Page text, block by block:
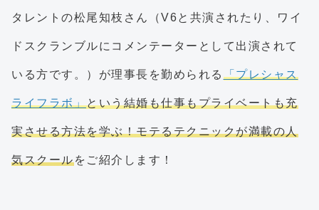
タレントの松尾知枝さん（V6と共演されたり、ワイ
ドスクランブルにコメンテーターとして出演されて
いる方です。）が理事長を勤められる 「プレシャス
ライフラボ」という結婚も仕事もプライベートも充
実させる方法を学ぶ！モテるテクニックが満載の人
気スクールをご紹介します！